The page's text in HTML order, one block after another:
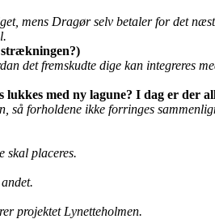
mens Dragør selv betaler for det
strækningen?)
det fremskudte dige kan integreres
med ny lagune? I dag er der
forholdene ikke forringes
skal placeres.
projektet Lynetteholmen.